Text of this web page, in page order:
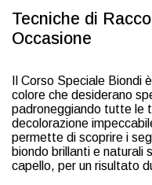
Tecniche di
Occasione
Il Corso Speciale Biondi
colore che desiderano
padroneggiando tutte le
decolorazione
permette di scoprire i
biondo brillanti e naturali
capello, per un risultato